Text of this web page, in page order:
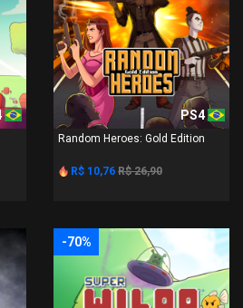
PS4
Random Heroes: Gold Edition
R$ 10,76 R$ 26,90
-70%